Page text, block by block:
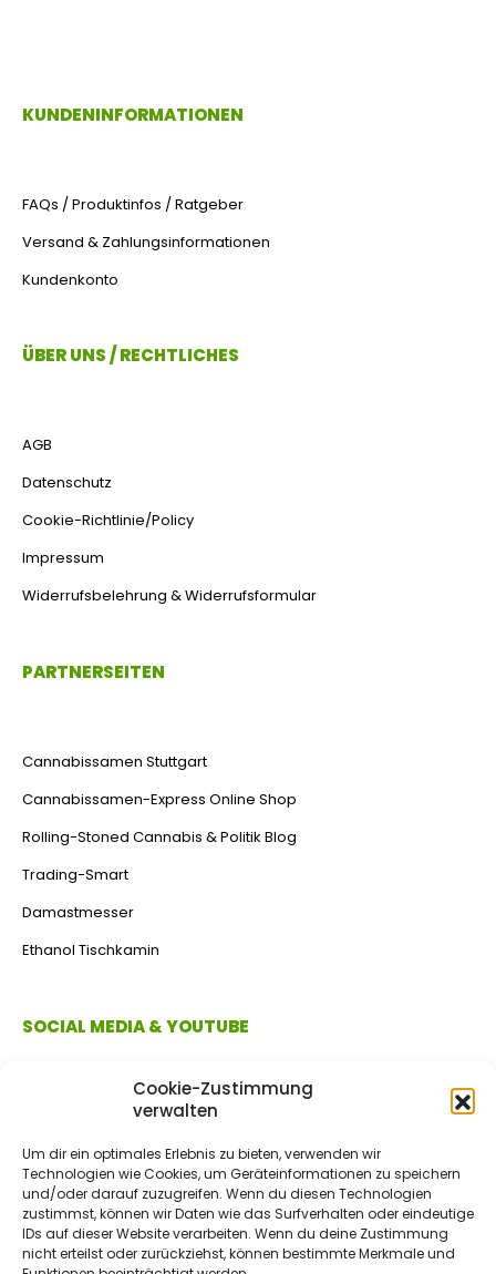
Cookie-Zustimmung
verwalten
Um dir ein optimales Erlebnis zu bieten, verwenden wir
Technologien wie Cookies, um Geräteinformationen zu speichern
und/oder darauf zuzugreifen. Wenn du diesen Technologien
zustimmst, können wir Daten wie das Surfverhalten oder eindeutige
IDs auf dieser Website verarbeiten. Wenn du deine Zustimmung
nicht erteilst oder zurückziehst, können bestimmte Merkmale und
KUNDENINFORMATIONEN
FAQs / Produktinfos / Ratgeber
Versand & Zahlungsinformationen
Kundenkonto
ÜBER UNS / RECHTLICHES
AGB
Datenschutz
Cookie-Richtlinie/Policy
Impressum
Widerrufsbelehrung & Widerrufsformular
PARTNERSEITEN
Cannabissamen Stuttgart
Cannabissamen-Express Online Shop
Rolling-Stoned Cannabis & Politik Blog
Trading-Smart
Damastmesser
Ethanol Tischkamin
SOCIAL MEDIA & YOUTUBE
ZAHLUNGSMETHODEN